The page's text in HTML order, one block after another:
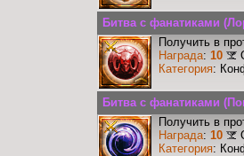
Битва с фанатиками
Получить в
Награда: 10
Категория:
Битва с фанатиками
Получить в
Награда: 10
Категория: